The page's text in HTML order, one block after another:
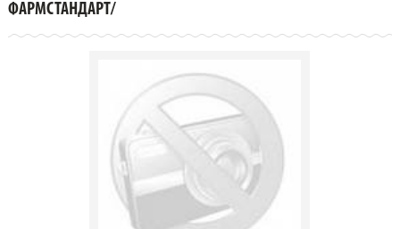
ФАРМСТАНДАРТ/